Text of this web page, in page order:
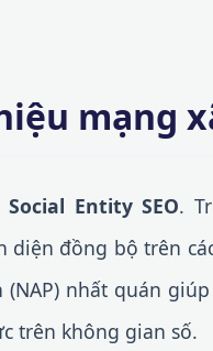
mạng
Social Entity SEO.
đồng bộ trên
nhất quán
trên không gian số.